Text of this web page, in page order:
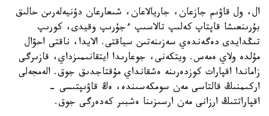
ال، ول قاۋىم جازعان، جاريالاعان، شىعارعان دۇنيەلەرىن حالىق
بۇرىنعىشا قاپتاپ كەلىپ تالاسىپ ءجۇرىپ وقيدى، كورىپ
تىڭدايدى دەگەندەي سەزىنەتىن سياقتى. الايدا، ناقتى احۋال
مۇلدە ولاي ەمەس. ويتكەنى، جوعارىدا ايتقانىمىزداي، قازىرگى
زاماندا اقپارات كوزدەرىنە ەشقانداي مۇقتاجدىق جوق. الەمجەلى
اركىمنىڭ قالتاسى مەن سومكەسىندە، ەڭ قاۋىپتىسى -
اقپاراتتىڭ ارزانى مەن ارسىزىنا ەشبىر كەدەرگى جوق.